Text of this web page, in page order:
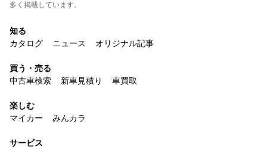
多く掲載しています。
知る
カタログ
ニュース オリジナル記事
買う・売る
中古車検索
新車見積り 車買取
楽しむ
マイカー
みんカラ
サービス